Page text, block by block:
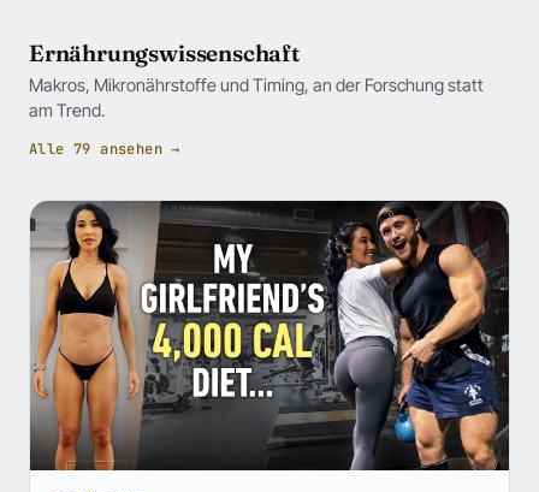
Ernährungswissenschaft
Makros, Mikronährstoffe und Timing, an der Forschung statt
am Trend.
Alle 79 ansehen →